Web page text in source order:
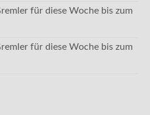
für diese Woche bis zum
für diese Woche bis zum